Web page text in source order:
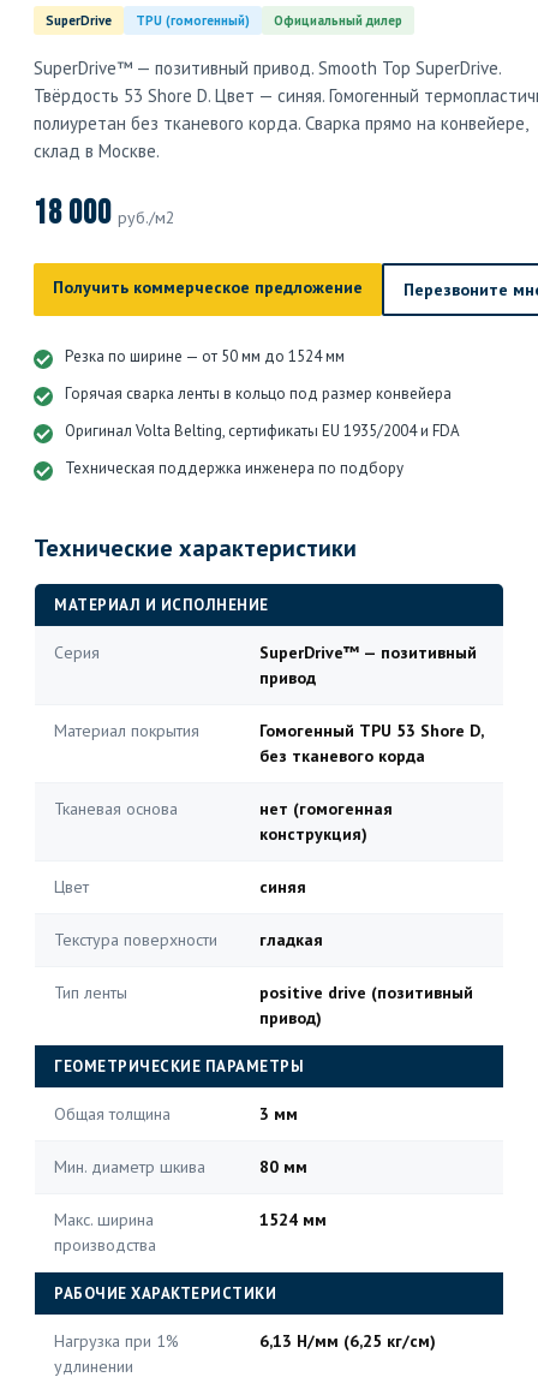
SuperDrive TPU (гомогенный) Официальный дилер
SuperDrive™ — позитивный привод. Smooth Top SuperDrive.
Твёрдость 53 Shore D. Цвет — синяя. Гомогенный
полиуретан без тканевого корда. Сварка прямо на конвейере,
склад в Москве.
18 000 руб./м2
Получить коммерческое предложение Перезвоните
Резка по ширине — от 50 мм до 1524 мм
Горячая сварка ленты в кольцо под размер конвейера
Оригинал Volta Belting, сертификаты EU 1935/2004 и FDA
Техническая поддержка инженера по подбору
Технические характеристики
МАТЕРИАЛ И ИСПОЛНЕНИЕ
Серия
SuperDrive™ — позитивный
привод
Материал покрытия
Гомогенный TPU 53 Shore D,
без тканевого корда
Тканевая основа
нет (гомогенная
конструкция)
Цвет синяя
Текстура поверхности гладкая
Тип ленты
positive drive (позитивный
привод)
ГЕОМЕТРИЧЕСКИЕ ПАРАМЕТРЫ
Общая толщина 3 мм
Мин. диаметр шкива 80 мм
Макс. ширина
производства
1524 мм
РАБОЧИЕ ХАРАКТЕРИСТИКИ
Нагрузка при 1%
удлинении
6,13 Н/мм (6,25 кг/см)